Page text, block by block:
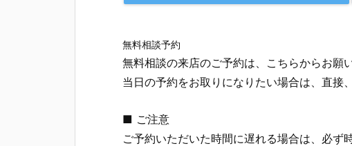
無料相談予約
無料相談の来店のご予約は、こちらからお願
当日の予約をお取りになりたい場合は、直接
■ ご注意
ご予約いただいた時間に遅れる場合は、必ず